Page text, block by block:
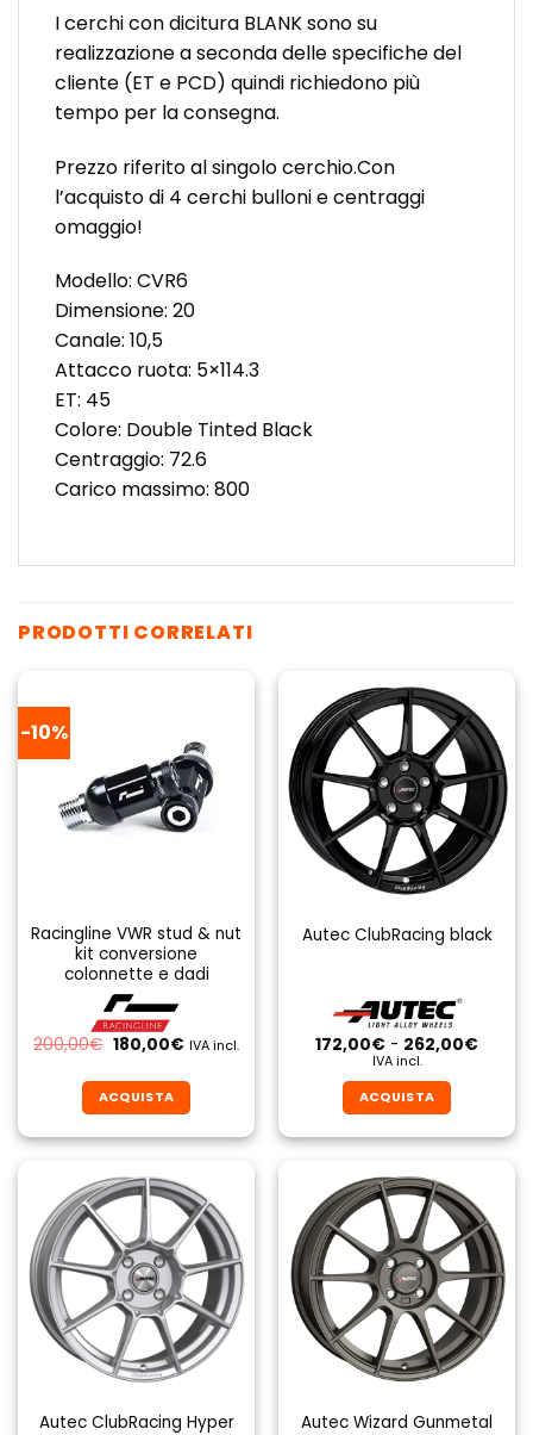
I cerchi con dicitura BLANK sono su
realizzazione a seconda delle specifiche del
cliente (ET e PCD) quindi richiedono più
tempo per la consegna.
Prezzo riferito al singolo cerchio.Con
l’acquisto di 4 cerchi bulloni e centraggi
omaggio!
Modello: CVR6
Dimensione: 20
Canale: 10,5
Attacco ruota: 5×114.3
ET: 45
Colore: Double Tinted Black
Centraggio: 72.6
Carico massimo: 800
PRODOTTI CORRELATI
-10%
Racingline VWR stud & nut
kit conversione
colonnette e dadi
200,00€ Il
prezzo
era:
200,00€.
180,00€Il
è:
180,00€.
IVA incl.
ACQUISTA
prodotto
ha
più
varianti.
Le
opzioni
possono
essere
scelte
nella
del
Autec ClubRacing black
172,00€ - 262,00€Fascia
IVA incl.
ACQUISTA
prodotto
ha
più
varianti.
Le
opzioni
possono
essere
scelte
nella
del
Autec ClubRacing Hyper
Autec Wizard Gunmetal